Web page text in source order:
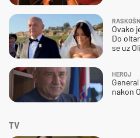
Ovako
Do
se uz
HEROJ
nakon
TV